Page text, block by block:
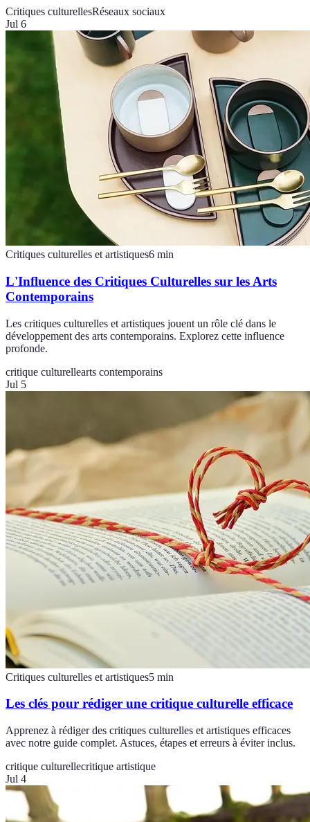
Critiques culturellesRéseaux sociaux
Jul 6
Critiques culturelles et artistiques6 min
L'Influence des Critiques Culturelles sur les Arts
Contemporains
Les critiques culturelles et artistiques jouent un rôle clé dans le
développement des arts contemporains. Explorez cette influence
profonde.
critique culturellearts contemporains
Jul 5
Critiques culturelles et artistiques5 min
Les clés pour rédiger une critique culturelle efficace
Apprenez à rédiger des critiques culturelles et artistiques efficaces
avec notre guide complet. Astuces, étapes et erreurs à éviter inclus.
critique culturellecritique artistique
Jul 4